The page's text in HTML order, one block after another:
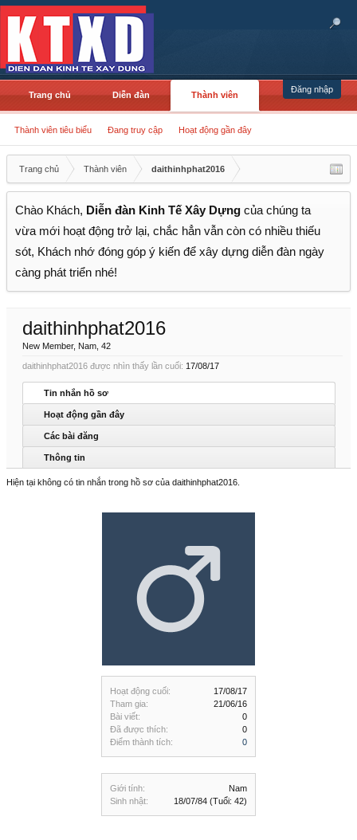
Đăng nhập
Trang chủ Diễn đàn Thành viên
Thành viên tiêu biểu Đang truy cập Hoạt động gần đây
Trang chủ Thành viên daithinhphat2016
Chào Khách, Diễn đàn Kinh Tế Xây Dựng của chúng ta
vừa mới hoạt động trở lại, chắc hẳn vẫn còn có nhiều thiếu
sót, Khách nhớ đóng góp ý kiến để xây dựng diễn đàn ngày
càng phát triển nhé!
Hoạt động cuối:
17/08/17
Tham gia:
21/06/16
Bài viết:
0
Đã được thích:
0
Điểm thành tích:
0
Giới tính:
Nam
Sinh nhật:
18/07/84 (Tuổi: 42)
daithinhphat2016
New Member, Nam, 42
daithinhphat2016 được nhìn thấy lần cuối: 17/08/17
Tin nhắn hồ sơ
Hoạt động gần đây
Các bài đăng
Thông tin
Hiện tại không có tin nhắn trong hồ sơ của daithinhphat2016.